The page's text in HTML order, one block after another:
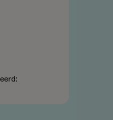
Innovatie en technologie